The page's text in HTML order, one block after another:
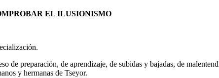
EL ILUSIONISMO
de preparación, de aprendizaje, de subidas y bajadas, de
y hermanas de Tseyor.